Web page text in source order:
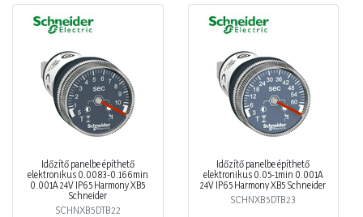
Időzítő panelbe építhető
elektronikus 0.0083-0.166min
0.001A 24V IP65 Harmony XB5
Schneider
SCHNXB5DTB22
Időzítő panelbe építhető
elektronikus 0.05-1min 0.001A
24V IP65 Harmony XB5 Schneider
SCHNXB5DTB23